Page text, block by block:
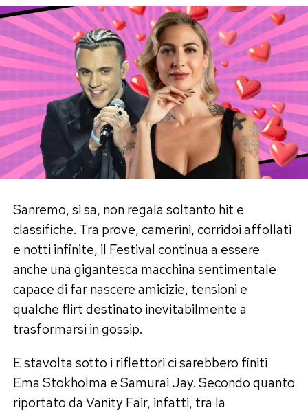
Sanremo, si sa, non regala soltanto hit e
classifiche. Tra prove, camerini, corridoi affollati
e notti infinite, il Festival continua a essere
anche una gigantesca macchina sentimentale
capace di far nascere amicizie, tensioni e
qualche flirt destinato inevitabilmente a
trasformarsi in gossip.
E stavolta sotto i riflettori ci sarebbero finiti
Ema Stokholma e Samurai Jay. Secondo quanto
riportato da Vanity Fair, infatti, tra la